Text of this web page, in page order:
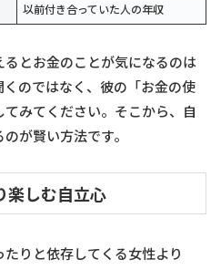
以前付き合っていた人の年収
とお金のことが気になるのは
のではなく、彼の「お金の使
みてください。そこから、自
が賢い方法です。
楽しむ自立心
りと依存してくる女性より